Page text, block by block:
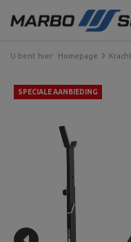
U bent hier: Homepage
SPECIALE AANBIEDING